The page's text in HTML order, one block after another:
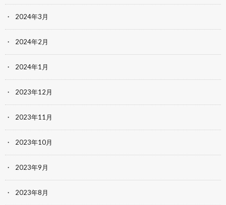
2024年3月
2024年2月
2024年1月
2023年12月
2023年11月
2023年10月
2023年9月
2023年8月